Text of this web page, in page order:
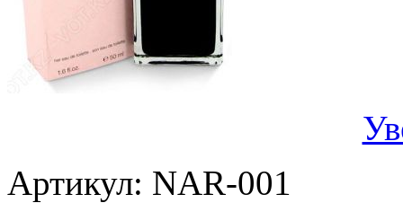
Артикул: NAR-001